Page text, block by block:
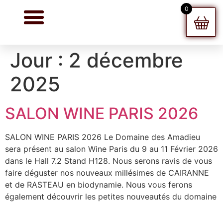
0
Jour : 2 décembre
2025
SALON WINE PARIS 2026
SALON WINE PARIS 2026 Le Domaine des Amadieu
sera présent au salon Wine Paris du 9 au 11 Février 2026
dans le Hall 7.2 Stand H128. Nous serons ravis de vous
faire déguster nos nouveaux millésimes de CAIRANNE
et de RASTEAU en biodynamie. Nous vous ferons
également découvrir les petites nouveautés du domaine